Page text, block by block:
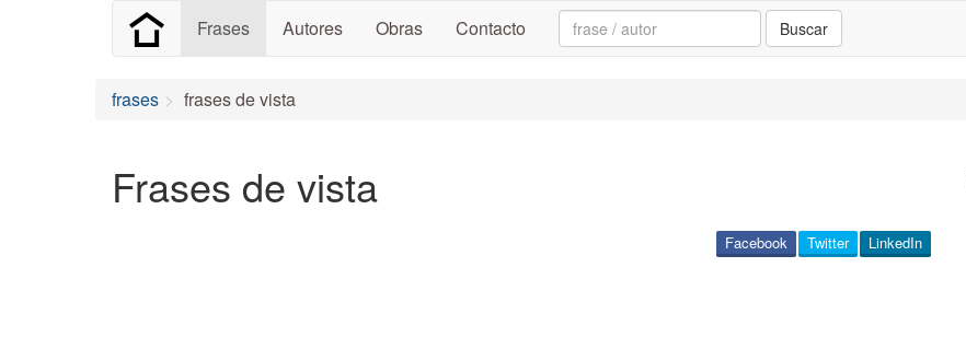
Frases Autores Obras Contacto Search: Buscar
frases frases de vista
Frases de vista
LinkedIn
Twitter
Facebook